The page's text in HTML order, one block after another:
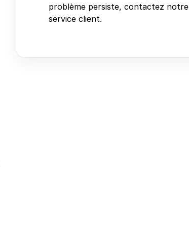
problème persiste, contactez notre
service client.